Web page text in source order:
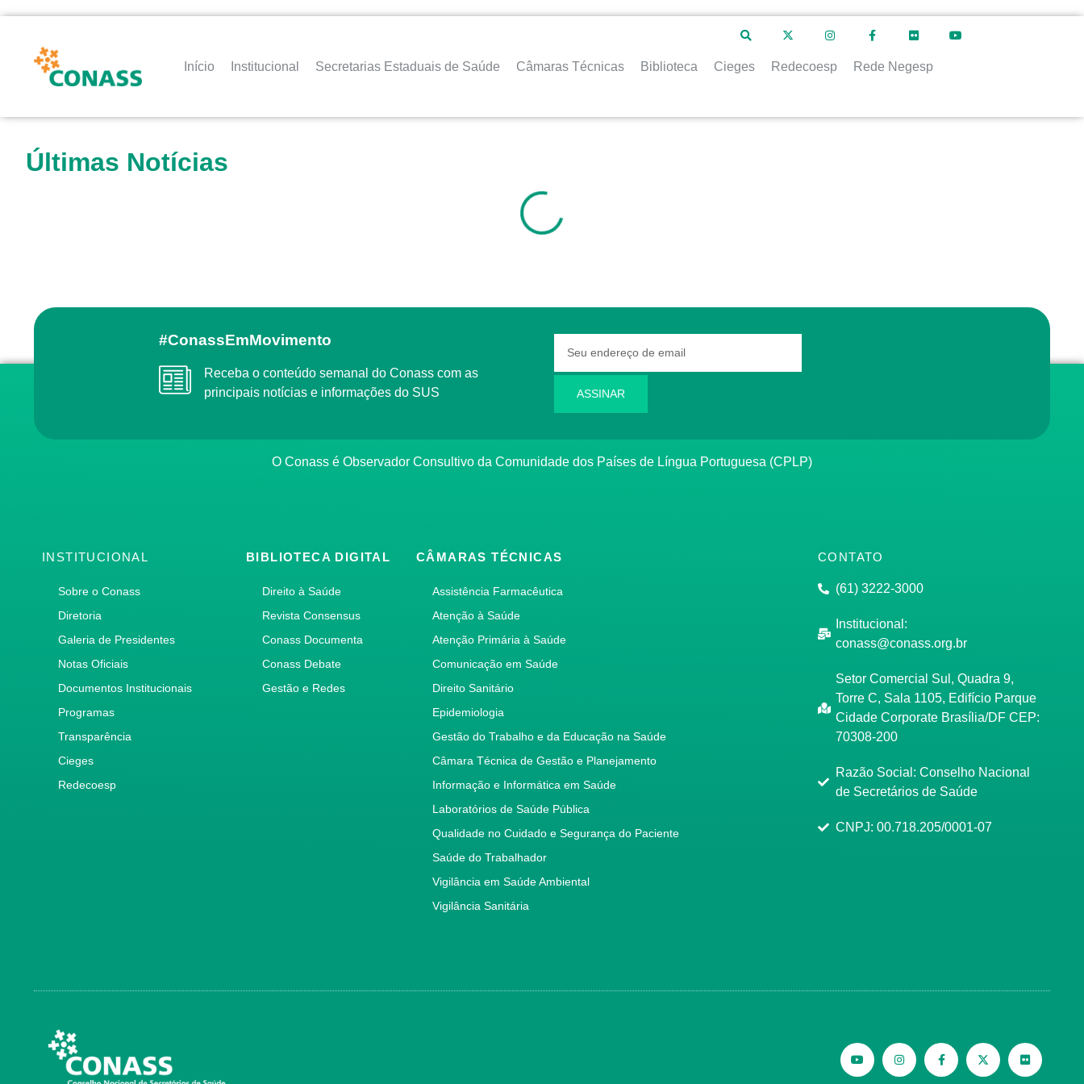
Início Institucional Secretarias Estaduais de Saúde Câmaras Técnicas Biblioteca Cieges Redecoesp Rede Negesp
Últimas Notícias
#ConassEmMovimento
Receba o conteúdo semanal do Conass com as
principais notícias e informações do SUS
ASSINAR
O Conass é Observador Consultivo da Comunidade dos Países de Língua Portuguesa (CPLP)
INSTITUCIONAL
Sobre o Conass
Diretoria
Galeria de Presidentes
Notas Oficiais
Documentos Institucionais
Programas
Transparência
Cieges
Redecoesp
BIBLIOTECA DIGITAL
Direito à Saúde
Revista Consensus
Conass Documenta
Conass Debate
Gestão e Redes
CÂMARAS TÉCNICAS
Assistência Farmacêutica
Atenção à Saúde
Atenção Primária à Saúde
Comunicação em Saúde
Direito Sanitário
Epidemiologia
Gestão do Trabalho e da Educação na Saúde
Câmara Técnica de Gestão e Planejamento
Informação e Informática em Saúde
Laboratórios de Saúde Pública
Qualidade no Cuidado e Segurança do Paciente
Saúde do Trabalhador
Vigilância em Saúde Ambiental
Vigilância Sanitária
CONTATO
(61) 3222-3000
Institucional:
conass@conass.org.br
Setor Comercial Sul, Quadra 9,
Torre C, Sala 1105, Edifício Parque
Cidade Corporate Brasília/DF CEP:
70308-200
Razão Social: Conselho Nacional
de Secretários de Saúde
CNPJ: 00.718.205/0001-07